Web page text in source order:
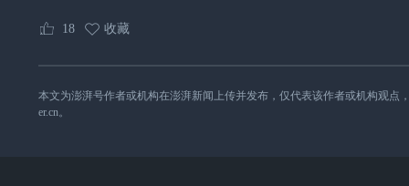
18 收藏
本文为澎湃号作者或机构在澎湃新闻上传并发布，仅代表该作者或机构观点
er.cn。